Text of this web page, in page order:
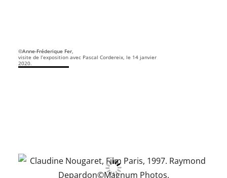
©Anne-Fréderique Fer,
visite de l’exposition avec Pascal Cordereix, le 14 janvier
2020.